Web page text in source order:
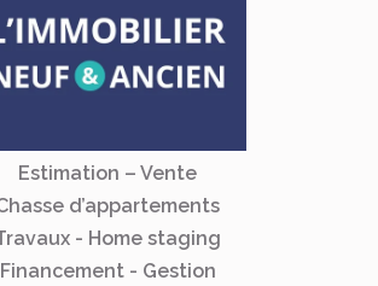
Estimation – Vente
d’appartements
- Home staging
Financement - Gestion